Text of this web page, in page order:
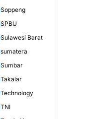
Soppeng
SPBU
Sulawesi Barat
sumatera
Sumbar
Takalar
Technology
TNI